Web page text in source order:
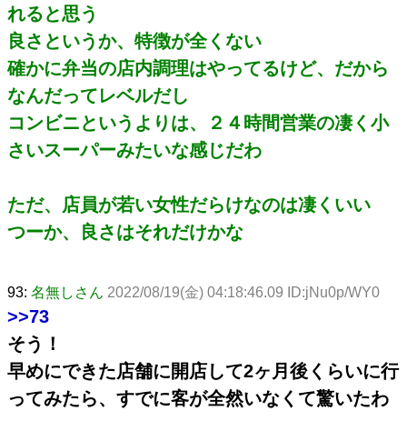
れると思う
良さというか、特徴が全くない
確かに弁当の店内調理はやってるけど、だから
なんだってレベルだし
コンビニというよりは、２４時間営業の凄く小
さいスーパーみたいな感じだわ
ただ、店員が若い女性だらけなのは凄くいい
つーか、良さはそれだけかな
93: 名無しさん 2022/08/19(金) 04:18:46.09 ID:jNu0p/WY0
>>73
そう！
早めにできた店舗に開店して2ヶ月後くらいに行
ってみたら、すでに客が全然いなくて驚いたわ